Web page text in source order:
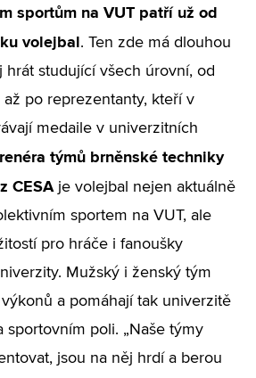
sportům na VUT patří už od
volejbal. Ten zde má dlouhou
hrát studující všech úrovní, od
po reprezentanty, kteří v
medaile v univerzitních
týmů brněnské techniky
z CESAje volejbal nejen aktuálně
sportem na VUT, ale
pro hráče i fanoušky
Mužský i ženský tým
a pomáhají tak univerzitě
sportovním poli. „Naše týmy
jsou na něj hrdí a berou